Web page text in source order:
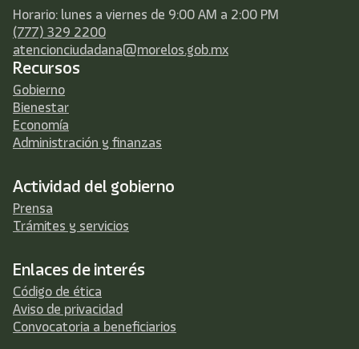
Horario: lunes a viernes de 9:00 AM a 2:00 PM
(777) 329 2200
atencionciudadana@morelos.gob.mx
Recursos
Gobierno
Bienestar
Economía
Administración y finanzas
Actividad del gobierno
Prensa
Trámites y servicios
Enlaces de interés
Código de ética
Aviso de privacidad
Convocatoria a beneficiarios